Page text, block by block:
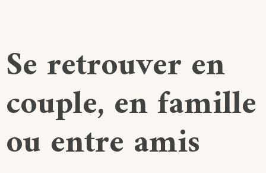
Se retrouver en
couple, en famille
ou entre amis